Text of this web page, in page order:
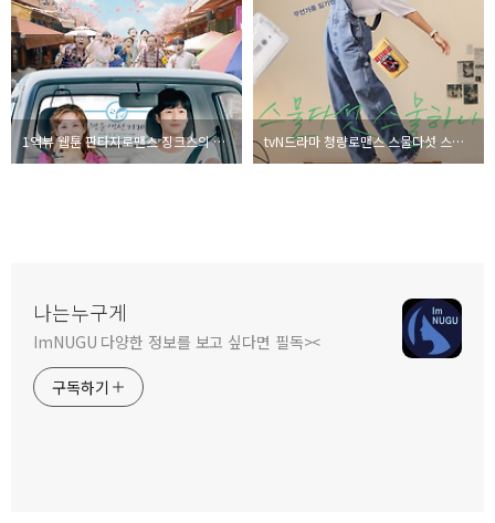
1억뷰 웹툰 판타지로맨스 징크스의 연인 tvN드라마 청량로맨스 스물다섯 스물하나 티저영상 및 기획의도
나는누구게
ImNUGU 다양한 정보를 보고 싶다면 필독><
구독하기